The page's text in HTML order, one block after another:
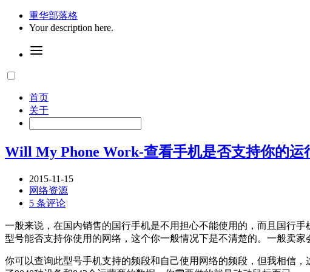
重华部落格
Your description here.
首页
关于
Will My Phone Work-查看手机是否支持你的运
2015-11-15
网络资源
5 条评论
一般来说，在国内销售的国行手机是不用担心不能使用的，而且国行
型号能否支持你使用的网络，这个你一般情况下是不清楚的。一般卖
你可以查询此型号手机支持的频段和自己使用网络的频段，但我相信